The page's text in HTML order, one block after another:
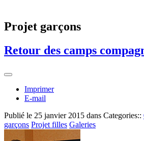
Projet garçons
Retour des camps
Imprimer
E-mail
Publié le 25 janvier 2015 dans Categories::
garçons Projet filles Galeries